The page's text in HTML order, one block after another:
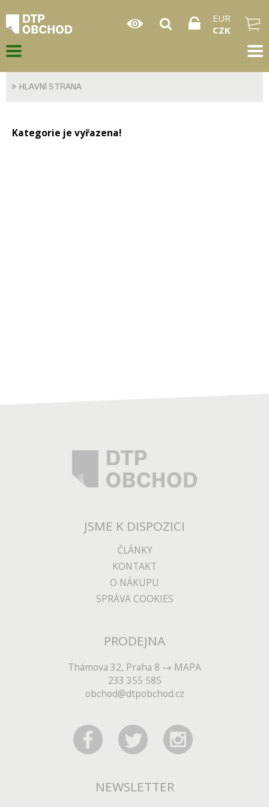
EUR
CZK
HLAVNÍ STRANA
Kategorie je vyřazena!
JSME K DISPOZICI
ČLÁNKY
KONTAKT
O NÁKUPU
SPRÁVA COOKIES
PRODEJNA
Thámova 32, Praha 8
MAPA
233 355 585
obchod@dtpobchod.cz
NEWSLETTER